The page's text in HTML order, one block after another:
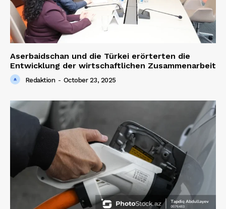
Aserbaidschan und die Türkei erörterten die
Entwicklung der wirtschaftlichen Zusammenarbeit
Redaktion - October 23, 2025